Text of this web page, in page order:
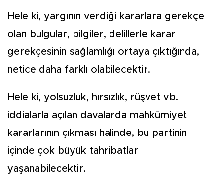
Hele ki, yargının verdiği kararlara gerekçe
olan bulgular, bilgiler, delillerle karar
gerekçesinin sağlamlığı ortaya çıktığında,
netice daha farklı olabilecektir.
Hele ki, yolsuzluk, hırsızlık, rüşvet vb.
iddialarla açılan davalarda mahkûmiyet
kararlarının çıkması halinde, bu partinin
içinde çok büyük tahribatlar
yaşanabilecektir.